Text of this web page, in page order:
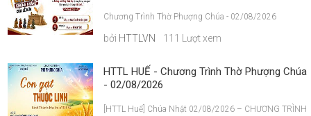
Chương Trình Thờ Phượng Chúa - 02/08/2026
bởi HTTLVN 111 Lượt xem
HTTL HUẾ - Chương Trình Thờ Phượng Chúa
- 02/08/2026
[HTTL Huế] Chúa Nhật 02/08/2026 – CHƯƠNG TRÌNH